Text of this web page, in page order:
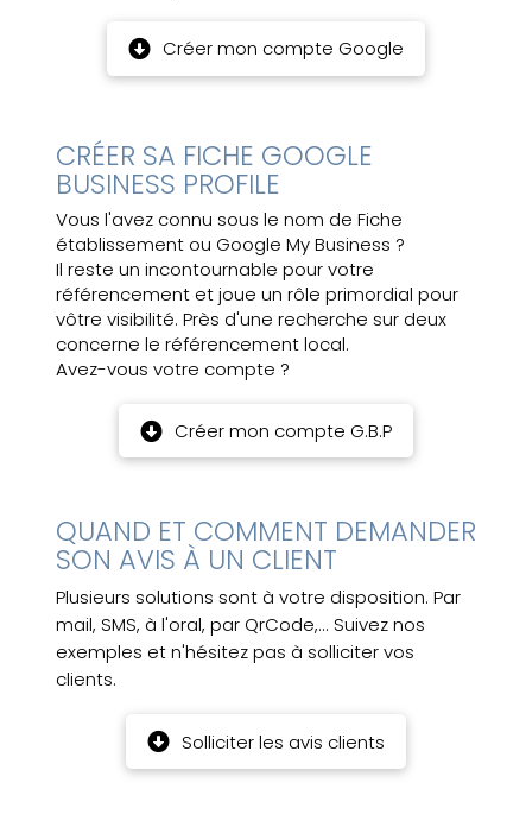
Créer mon compte Google
CRÉER SA FICHE GOOGLE
BUSINESS PROFILE
Vous l'avez connu sous le nom de Fiche
établissement ou Google My Business ?
Il reste un incontournable pour votre
référencement et joue un rôle primordial pour
vôtre visibilité. Près d'une recherche sur deux
concerne le référencement local.
Avez-vous votre compte ?
Créer mon compte G.B.P
QUAND ET COMMENT DEMANDER
SON AVIS À UN CLIENT
Plusieurs solutions sont à votre disposition. Par
mail, SMS, à l'oral, par QrCode,... Suivez nos
exemples et n'hésitez pas à solliciter vos
clients.
Solliciter les avis clients